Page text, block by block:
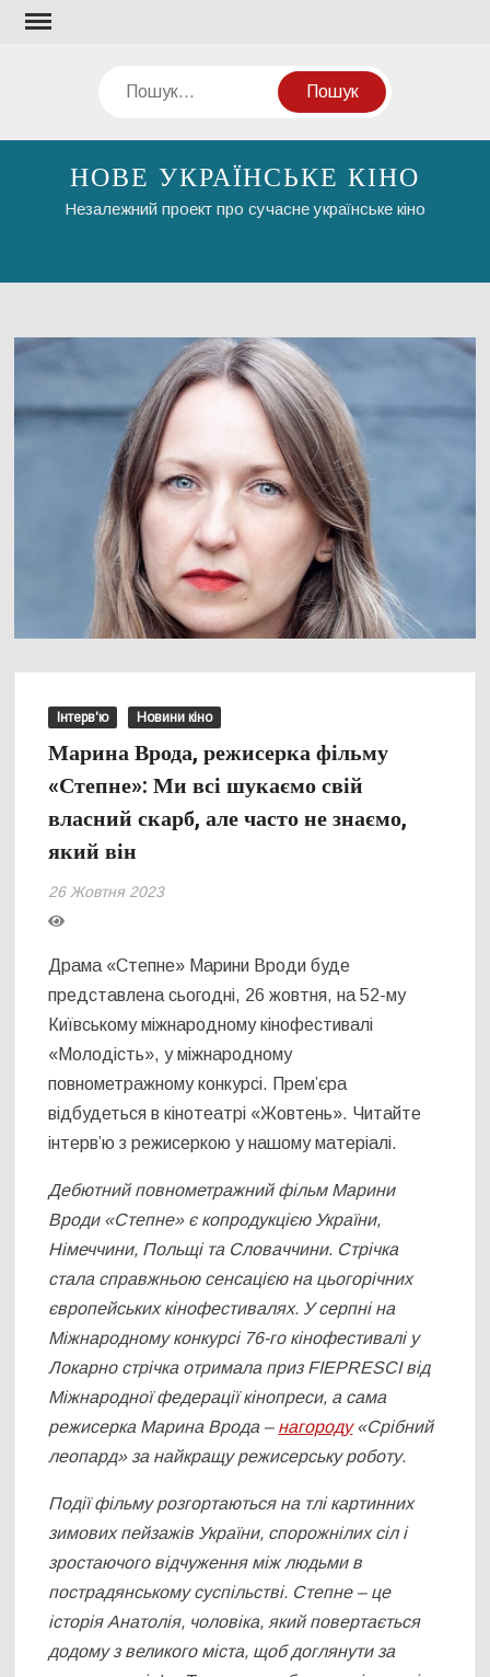
Перейти
Пошук
НОВЕ УКРАЇНСЬКЕ КІНО
Незалежний проект про сучасне українське кіно
Інтерв'ю Новини кіно
Марина Врода, режисерка фільму
«Степне»: Ми всі шукаємо свій
власний скарб, але часто не знаємо,
який він
26 Жовтня 2023
Драма «Степне» Марини Вроди буде
представлена сьогодні, 26 жовтня, на 52-му
Київському міжнародному кінофестивалі
«Молодість», у міжнародному
повнометражному конкурсі. Прем’єра
відбудеться в кінотеатрі «Жовтень». Читайте
інтерв’ю з режисеркою у нашому матеріалі.
Дебютний повнометражний фільм Марини
Вроди «Степне» є копродукцією України,
Німеччини, Польщі та Словаччини. Стрічка
стала справжньою сенсацією на цьогорічних
європейських кінофестивалях. У серпні на
Міжнародному конкурсі 76-го кінофестивалі у
Локарно стрічка отримала приз FIEPRESCI від
Міжнародної федерації кінопреси, а сама
режисерка Марина Врода – нагороду«Срібний
леопард» за найкращу режисерську роботу.
Події фільмурозгортаються на тлі картинних
зимових пейзажів України, спорожнілих сіл і
зростаючого відчуження між людьми в
пострадянському суспільстві. Степне – це
історія Анатолія, чоловіка, який повертається
додому з великого міста, щоб доглянути за